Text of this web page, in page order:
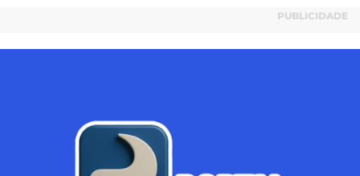
PUBLICIDADE